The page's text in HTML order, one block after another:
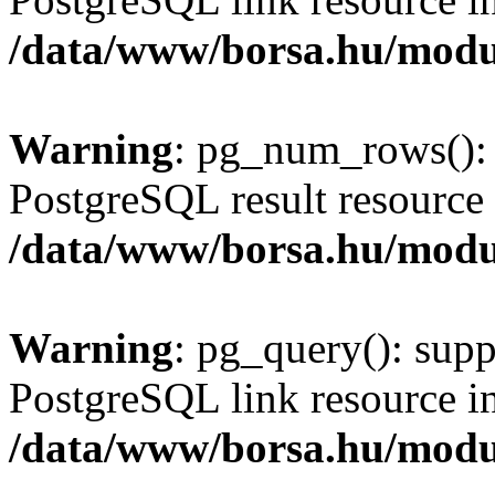
/data/www/borsa.hu/
Warning:
PostgreSQL result
/data/www/borsa.hu/
Warning: pg_query():
PostgreSQL link resource
/data/www/borsa.hu/